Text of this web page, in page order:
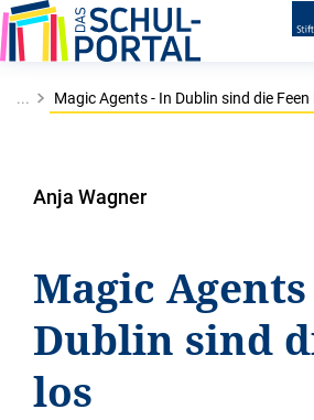
... Magic Agents - In Dublin sind die Feen
Anja Wagner
Magic
Dublin sind
los